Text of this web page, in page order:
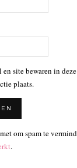
site bewaren in
plaats.
om spam te
.